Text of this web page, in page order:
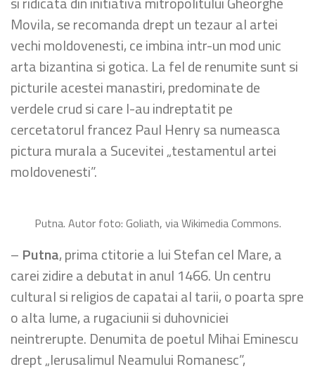
Movila, se recomanda drept un tezaur al artei
vechi moldovenesti, ce imbina intr-un mod unic
arta bizantina si gotica. La fel de renumite sunt si
picturile acestei manastiri, predominate de
verdele crud si care l-au indreptatit pe
cercetatorul francez Paul Henry sa numeasca
pictura murala a Sucevitei „testamentul artei
moldovenesti”.
Putna. Autor foto: Goliath, via Wikimedia Commons.
– Putna, prima ctitorie a lui Stefan cel Mare, a
carei zidire a debutat in anul 1466. Un centru
cultural si religios de capatai al tarii, o poarta spre
o alta lume, a rugaciunii si duhovniciei
neintrerupte. Denumita de poetul Mihai Eminescu
drept „Ierusalimul Neamului Romanesc”,